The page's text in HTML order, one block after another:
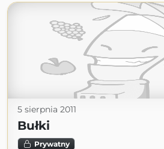
5 sierpnia 2011
Bułki
Prywatny